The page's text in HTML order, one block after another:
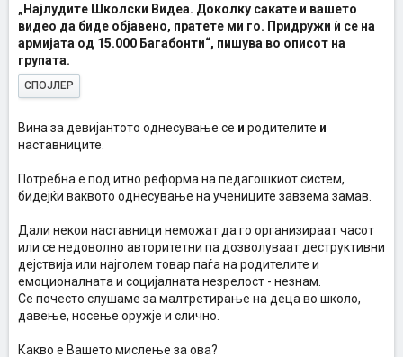
„Најлудите Школски Видеа. Доколку сакате и вашето
видео да биде објавено, пратете ми го. Придружи ѝ се на
армијата од 15.000 Багабонти“, пишува во описот на
групата.
СПОЈЛЕР
Вина за девијантото однесување се и родителите и
наставниците.
Потребна е под итно реформа на педагошкиот систем,
бидејќи ваквото однесување на учениците завзема замав.
Дали некои наставници неможат да го организираат часот
или се недоволно авторитетни па дозволуваат деструктивни
дејствија или најголем товар паѓа на родителите и
емоционалната и социјалната незрелост - незнам.
Се почесто слушаме за малтретирање на деца во школо,
давење, носење оружје и слично.
Какво е Вашето мислење за ова?